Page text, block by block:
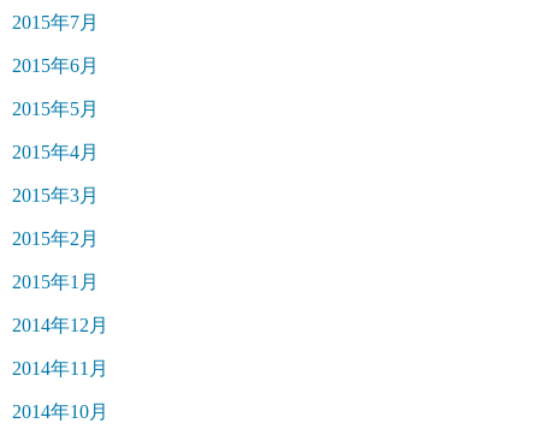
2015年7月
2015年6月
2015年5月
2015年4月
2015年3月
2015年2月
2015年1月
2014年12月
2014年11月
2014年10月